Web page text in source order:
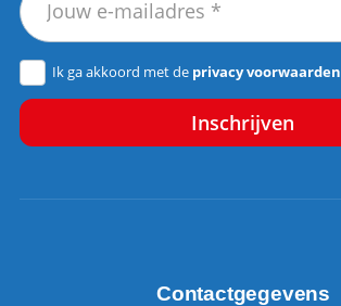
Ik ga akkoord met de privacy voorwaarden
Contactgegevens